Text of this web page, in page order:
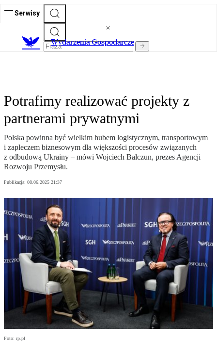
Serwisy
Wydarzenia Gospodarcze
Potrafimy realizować projekty z
partnerami prywatnymi
Polska powinna być wielkim hubem logistycznym, transportowym
i zapleczem biznesowym dla większości procesów związanych
z odbudową Ukrainy – mówi Wojciech Balczun, prezes Agencji
Rozwoju Przemysłu.
Publikacja: 08.06.2025 21:37
Foto: rp.pl